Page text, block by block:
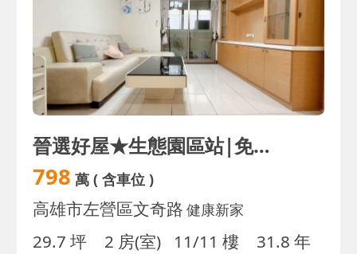
晉選好屋★生態園區站|免整理高樓大兩房+車位
798 萬( 含車位 )
高雄市左營區文奇路 健康新家
29.7 坪 2 房(室) 11/11 樓 31.8 年